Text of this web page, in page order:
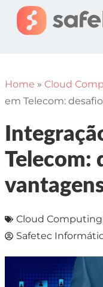
Home » Cloud
em Telecom:
Telecom:
Cloud Computing
Safetec